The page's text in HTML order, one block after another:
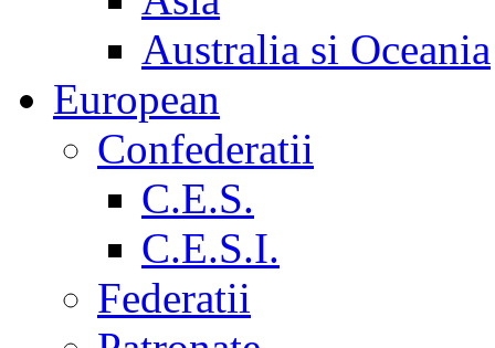
Australia si Oceania
European
Confederatii
C.E.S.
C.E.S.I.
Federatii